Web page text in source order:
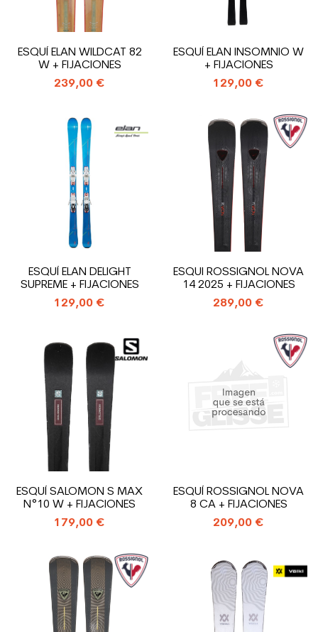
ESQUÍ ELAN WILDCAT 82
W + FIJACIONES
239,00 €
ESQUÍ ELAN INSOMNIO W
+ FIJACIONES
129,00 €
ESQUÍ ELAN DELIGHT
SUPREME + FIJACIONES
129,00 €
ESQUI ROSSIGNOL NOVA
14 2025 + FIJACIONES
289,00 €
ESQUÍ SALOMON S MAX
N°10 W + FIJACIONES
179,00 €
ESQUÍ ROSSIGNOL NOVA
8 CA + FIJACIONES
209,00 €